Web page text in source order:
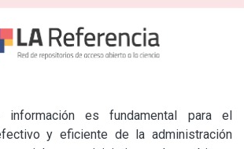
información es fundamental para el
y eficiente de la administración